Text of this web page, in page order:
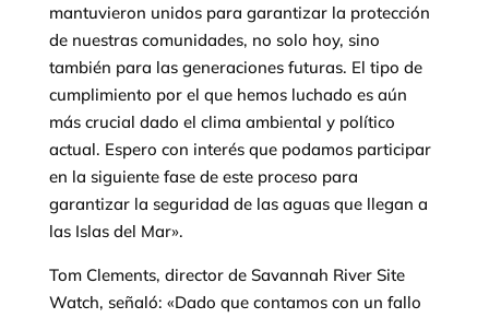
mantuvieron unidos para garantizar la protección
de nuestras comunidades, no solo hoy, sino
también para las generaciones futuras. El tipo de
cumplimiento por el que hemos luchado es aún
más crucial dado el clima ambiental y político
actual. Espero con interés que podamos participar
en la siguiente fase de este proceso para
garantizar la seguridad de las aguas que llegan a
las Islas del Mar».
Tom Clements, director de Savannah River Site
Watch, señaló: «Dado que contamos con un fallo